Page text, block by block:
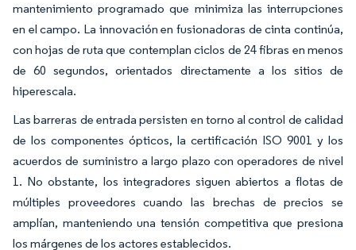
mantenimiento programado que minimiza las interrupciones
en el campo. La innovación en fusionadoras de cinta continúa,
con hojas de ruta que contemplan ciclos de 24 fibras en menos
de 60 segundos, orientados directamente a los sitios de
hiperescala.
Las barreras de entrada persisten en torno al control de calidad
de los componentes ópticos, la certificación ISO 9001 y los
acuerdos de suministro a largo plazo con operadores de nivel
1. No obstante, los integradores siguen abiertos a flotas de
múltiples proveedores cuando las brechas de precios se
amplían, manteniendo una tensión competitiva que presiona
los márgenes de los actores establecidos.